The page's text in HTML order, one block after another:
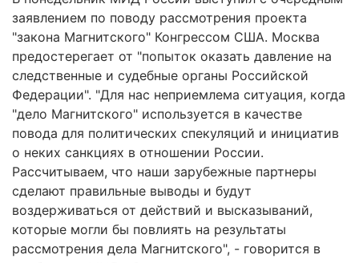
заявлением по поводу рассмотрения проекта
"закона Магнитского" Конгрессом США. Москва
предостерегает от "попыток оказать давление на
следственные и судебные органы Российской
Федерации". "Для нас неприемлема ситуация, когда
"дело Магнитского" используется в качестве
повода для политических спекуляций и инициатив
о неких санкциях в отношении России.
Рассчитываем, что наши зарубежные партнеры
сделают правильные выводы и будут
воздерживаться от действий и высказываний,
которые могли бы повлиять на результаты
рассмотрения дела Магнитского", - говорится в